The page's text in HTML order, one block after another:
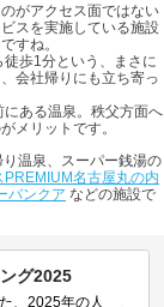
がアクセス面ではない
スを実施している施設
すね。
歩1分という、まさに
会社帰りにも立ち寄っ
ある温泉。秩父方面へ
メリットです。
温泉、スーパー銭湯の
名古屋丸の内
バンクア などの施設で
グ2025
、2025年の人